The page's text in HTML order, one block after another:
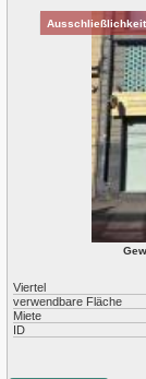
Ausschließlichkeit
Viertel
verwendbare Fläche
Miete
ID